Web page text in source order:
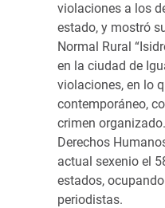
violaciones a los
estado, y mostró
Normal Rural
en la ciudad de
violaciones, en lo
contemporáneo,
crimen
Derechos
actual sexenio el
estados,
periodistas.